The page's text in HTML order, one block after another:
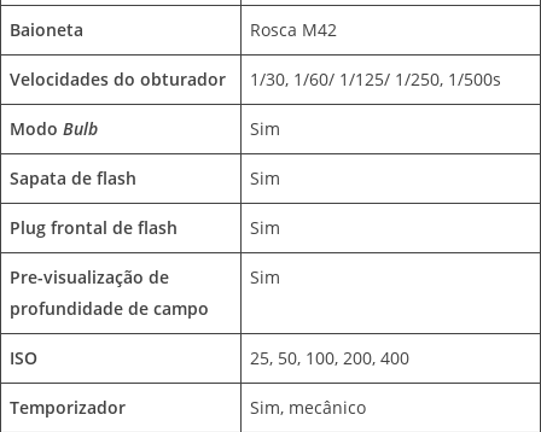
Baioneta Rosca M42
Velocidades do obturador 1/30, 1/60/ 1/125/ 1/250, 1/500s
Modo Bulb Sim
Sapata de flash Sim
Plug frontal de flash Sim
Pre-visualização de
profundidade de campo
Sim
ISO 25, 50, 100, 200, 400
Temporizador Sim, mecânico